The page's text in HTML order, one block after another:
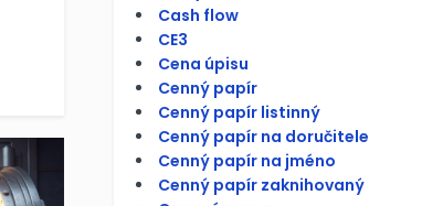
Cash flow
CE3
Cena úpisu
Cenný papír
Cenný papír listinný
Cenný papír na doručitele
Cenný papír na jméno
Cenný papír zaknihovaný